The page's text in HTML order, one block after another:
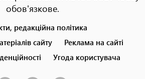
обов'язкове.
редакційна політика
сайту
Реклама на сайті
Угода користувача